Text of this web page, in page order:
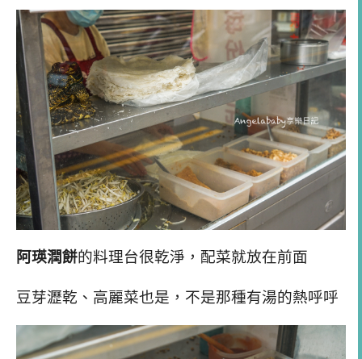
阿瑛潤餅的料理台很乾淨，配菜就放在前面
豆芽瀝乾、高麗菜也是，不是那種有湯的熱呼呼